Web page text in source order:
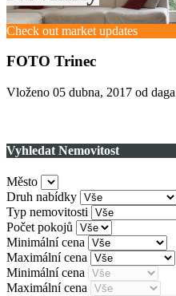
Check out market updates
FOTO Trinec
Vloženo 05 dubna, 2017 od
Vyhledat Nemovitost
Město
Druh nabídky
Typ nemovitosti
Počet pokojů
Minimální cena
Maximální cena
Minimální cena
Maximální cena